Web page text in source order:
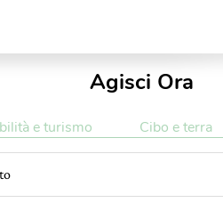
Agisci Ora
e turismo Cibo e terra